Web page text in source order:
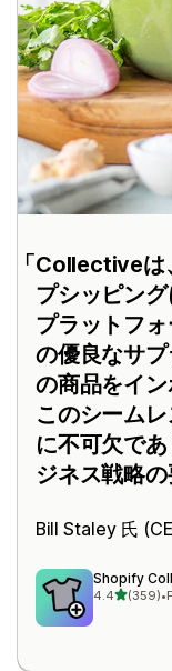
Collectiveは
プシッピン
プラットフ
の優良なサ
の商品をイン
このシーム
に不可欠で
ジネス戦略の
Bill Staley 氏
Shopify
4.45つ星中
(359)
合計レビュー•